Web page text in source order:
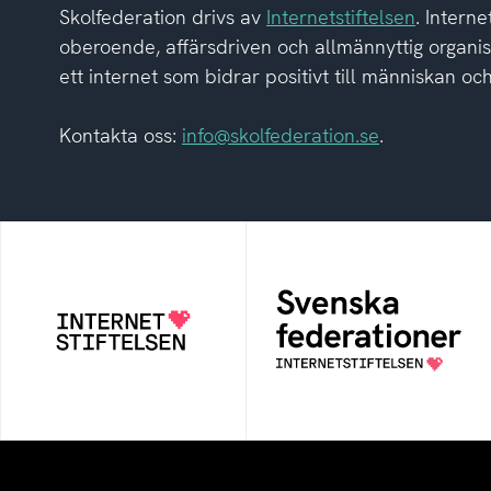
Skolfederation drivs av Internetstiftelsen.
oberoende, affärsdriven och allmännyttig
ett internet som bidrar positivt till människan
Kontakta oss: info@skolfederation.se.
för ett internet som
bidrar positivt till
Grunden för
medlemskap i en
sektors- eller
kontextspecifik